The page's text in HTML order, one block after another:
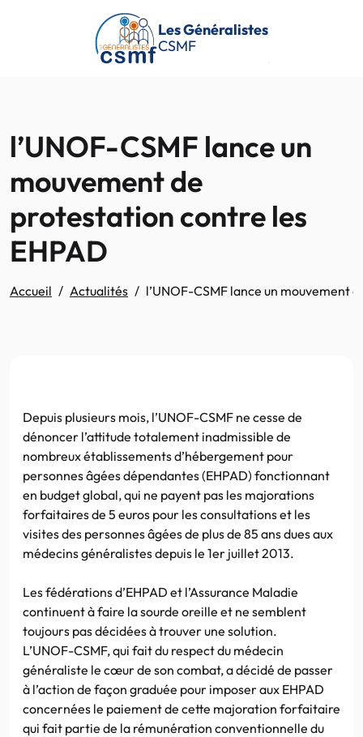
Passer au contenu principal
Les Généralistes
CSMF
l’UNOF-CSMF lance un
mouvement de
protestation contre les
EHPAD
Accueil Actualités l’UNOF-CSMF lance un mouvement
Depuis plusieurs mois, l’UNOF-CSMF ne cesse de
dénoncer l’attitude totalement inadmissible de
nombreux établissements d’hébergement pour
personnes âgées dépendantes (EHPAD) fonctionnant
en budget global, qui ne payent pas les majorations
forfaitaires de 5 euros pour les consultations et les
visites des personnes âgées de plus de 85 ans dues aux
médecins généralistes depuis le 1er juillet 2013.
Les fédérations d’EHPAD et l’Assurance Maladie
continuent à faire la sourde oreille et ne semblent
toujours pas décidées à trouver une solution.
L’UNOF-CSMF, qui fait du respect du médecin
généraliste le cœur de son combat, a décidé de passer
à l’action de façon graduée pour imposer aux EHPAD
concernées le paiement de cette majoration forfaitaire
qui fait partie de la rémunération conventionnelle du